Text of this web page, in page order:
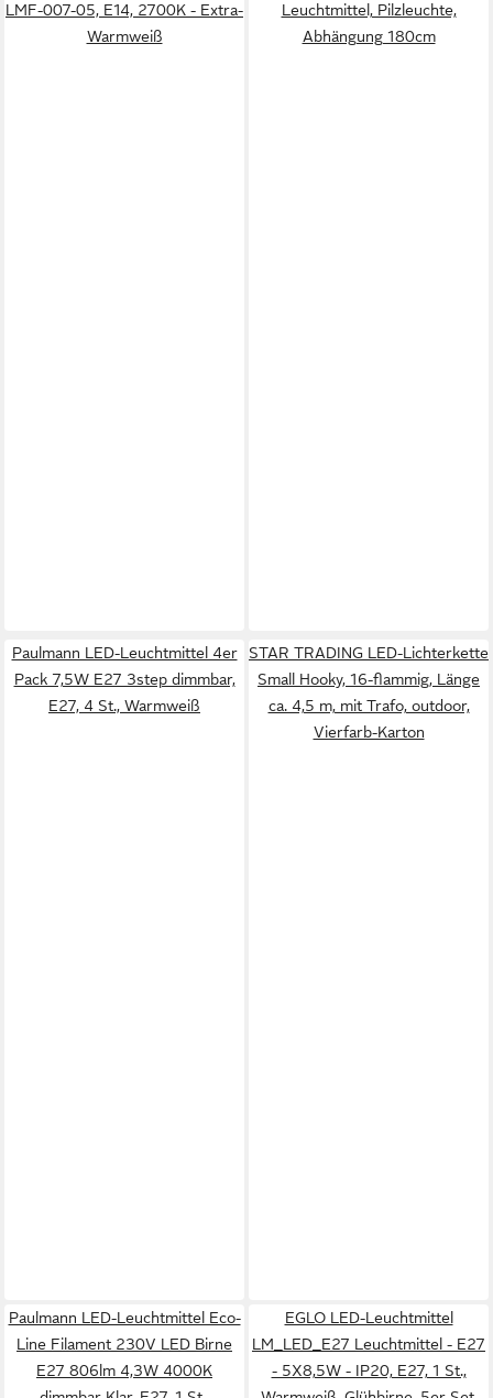
LMF-007-05, E14, 2700K - Extra-
Warmweiß
Leuchtmittel, Pilzleuchte,
Abhängung 180cm
Paulmann LED-Leuchtmittel 4er
Pack 7,5W E27 3step dimmbar,
E27, 4 St., Warmweiß
STAR TRADING LED-Lichterkette
Small Hooky, 16-flammig, Länge
ca. 4,5 m, mit Trafo, outdoor,
Vierfarb-Karton
Paulmann LED-Leuchtmittel Eco-
Line Filament 230V LED Birne
E27 806lm 4,3W 4000K
EGLO LED-Leuchtmittel
LM_LED_E27 Leuchtmittel - E27
- 5X8,5W - IP20, E27, 1 St.,